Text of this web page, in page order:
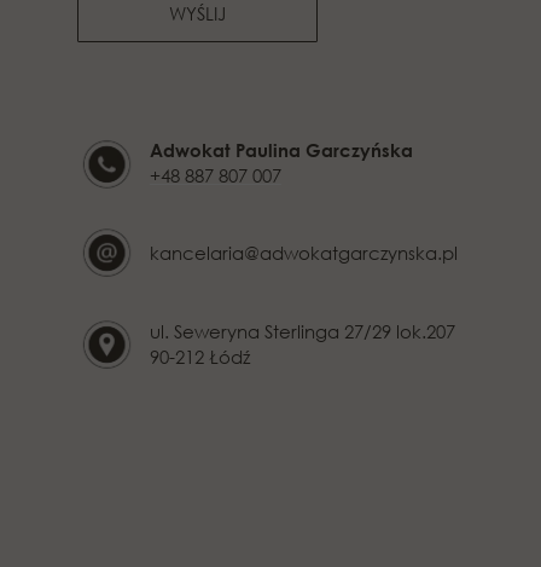
ul. Seweryna Sterlinga 27/29 lok.207
90-212 Łódź
kancelaria@adwokatgarczynska.pl
Adwokat Paulina Garczyńska
+48 887 807 007
WYŚLIJ